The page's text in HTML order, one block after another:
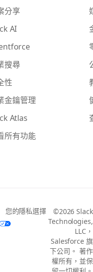
分享
AI
搜尋
性
金鑰管理
Atlas
所有功能
您的隱私選擇
©2026 Slack
Technologies,
LLC，
Salesforce 旗
下公司。 著作
權所有，並保